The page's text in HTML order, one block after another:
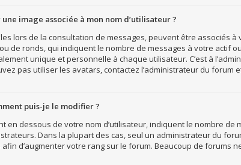
image associée à mon nom d’utilisateur ?
lors de la consultation de messages, peuvent être associés
de ronds, qui indiquent le nombre de messages à votre actif
unique et personnelle à chaque utilisateur. C’est à
pas utiliser les avatars, contactez l’administrateur du
puis-je le modifier ?
en dessous de votre nom d’utilisateur, indiquent le nombre
Dans la plupart des cas, seul un administrateur du
d’augmenter votre rang sur le forum. Beaucoup de